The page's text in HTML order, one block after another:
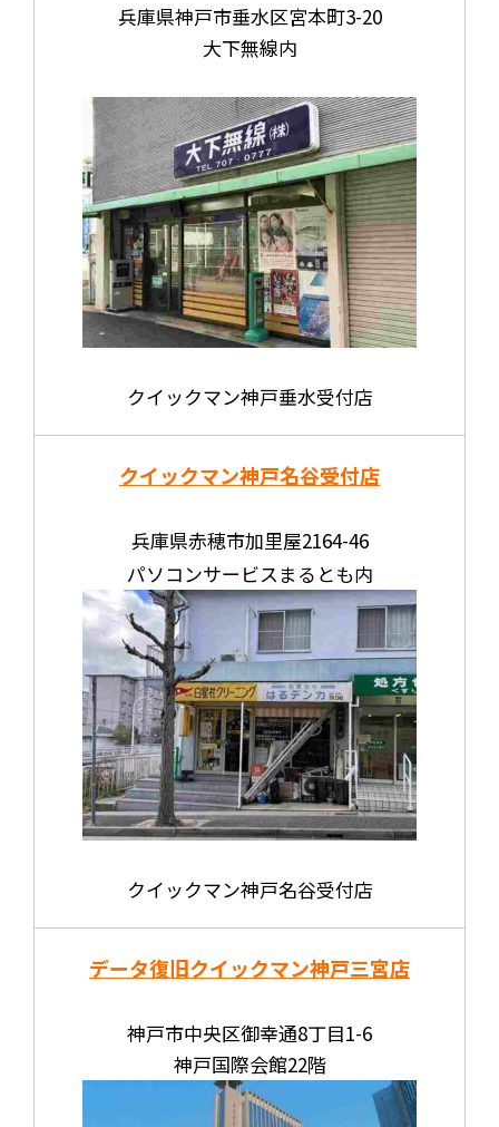
兵庫県神戸市垂水区宮本町3-20
大下無線内
クイックマン神戸垂水受付店
クイックマン神戸名谷受付店
兵庫県赤穂市加里屋2164-46
パソコンサービスまるとも内
クイックマン神戸名谷受付店
データ復旧クイックマン神戸三宮店
神戸市中央区御幸通8丁目1-6
神戸国際会館22階